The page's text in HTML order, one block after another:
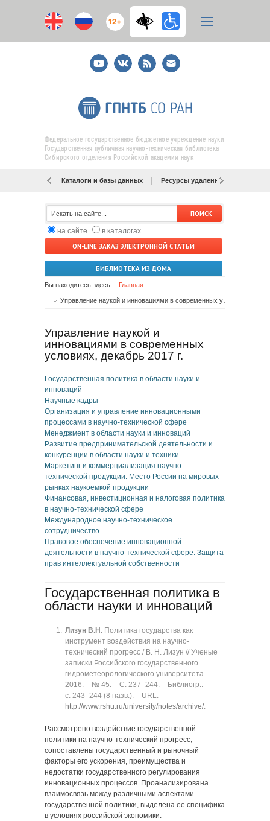
12+
YoutubeВКонтакте
RSS
E-
mail
подписка
Федеральное государственное бюджетное учреждение науки
Государственная публичная научно-техническая библиотека
Сибирского отделения Российской академии наук
Каталоги и базы данных Ресурсы удаленного доступа
на сайте
в каталогах
ON-LINE ЗАКАЗ ЭЛЕКТРОННОЙ СТАТЬИ
БИБЛИОТЕКА ИЗ ДОМА
Вы находитесь здесь: Главная
Управление наукой и
инновациями в современных
условиях, декабрь 2017 г.
Государственная политика в области науки и
инноваций
Научные кадры
Организация и управление инновационными
процессами в научно-технической сфере
Менеджмент в области науки и инноваций
Развитие предпринимательской деятельности и
конкуренции в области науки и техники
Маркетинг и коммерциализация научно-
технической продукции. Место России на мировых
рынках наукоемкой продукции
Финансовая, инвестиционная и налоговая политика
в научно-технической сфере
Международное научно-техническое
сотрудничество
Правовое обеспечение инновационной
деятельности в научно-технической сфере. Защита
прав интеллектуальной собственности
Государственная политика в
области науки и инноваций
Лизун В.Н. Политика государства как
инструмент воздействия на научно-
технический прогресс / В. Н. Лизун // Ученые
записки Российского государственного
гидрометеорологического университета. ‒
2016. ‒ № 45. ‒ C. 237‒244. ‒ Библиогр.:
с. 243‒244 (8 назв.). ‒ URL:
http://www.rshu.ru/university/notes/archive/.
Рассмотрено воздействие государственной
политики на научно-технический прогресс,
сопоставлены государственный и рыночный
факторы его ускорения, преимущества и
недостатки государственного регулирования
инновационных процессов. Проанализирована
взаимосвязь между различными аспектами
государственной политики, выделена ее специфика
в условиях российской экономики.